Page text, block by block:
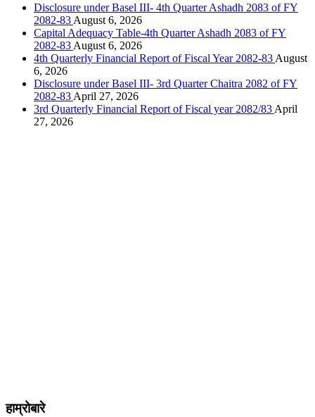
Disclosure under Basel III- 4th Quarter Ashadh 2083 of FY
2082-83 August 6, 2026
Capital Adequacy Table-4th Quarter Ashadh 2083 of FY
2082-83 August 6, 2026
4th Quarterly Financial Report of Fiscal Year 2082-83 August
6, 2026
Disclosure under Basel III- 3rd Quarter Chaitra 2082 of FY
2082-83 April 27, 2026
3rd Quarterly Financial Report of Fiscal year 2082/83 April
27, 2026
हाम्रोबारे